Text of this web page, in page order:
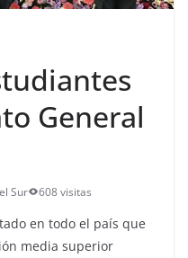
General
Sur 608 visitas
en todo el país que
media superior